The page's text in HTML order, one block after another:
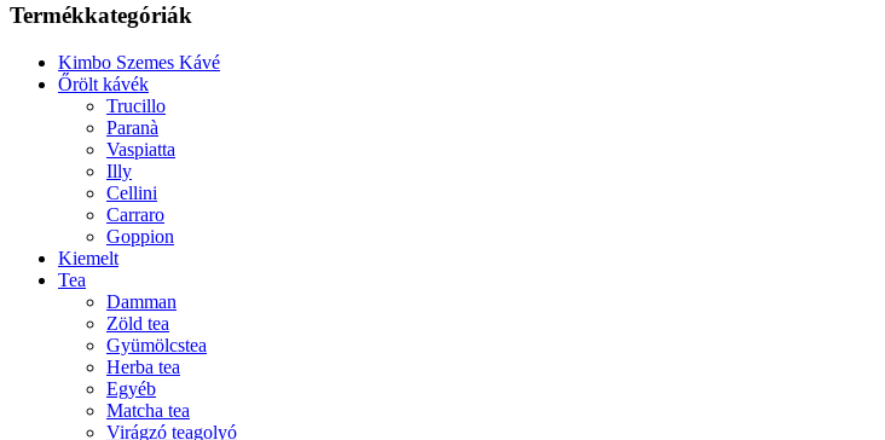
Termékkategóriák
Kimbo Szemes Kávé
Őrölt kávék
Trucillo
Paranà
Vaspiatta
Illy
Cellini
Carraro
Goppion
Kiemelt
Tea
Damman
Zöld tea
Gyümölcstea
Herba tea
Egyéb
Matcha tea
Virágzó teagolyó